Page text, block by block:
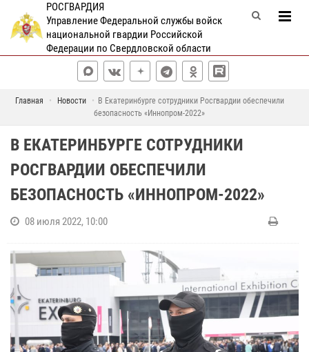
РОСГВАРДИЯ
Управление Федеральной службы войск
национальной гвардии Российской
Федерации по Свердловской области
Главная Новости
В Екатеринбурге сотрудники Росгвардии обеспечили
безопасность «Иннопром-2022»
В ЕКАТЕРИНБУРГЕ СОТРУДНИКИ
РОСГВАРДИИ ОБЕСПЕЧИЛИ
БЕЗОПАСНОСТЬ «ИННОПРОМ-2022»
08 июля 2022, 10:00